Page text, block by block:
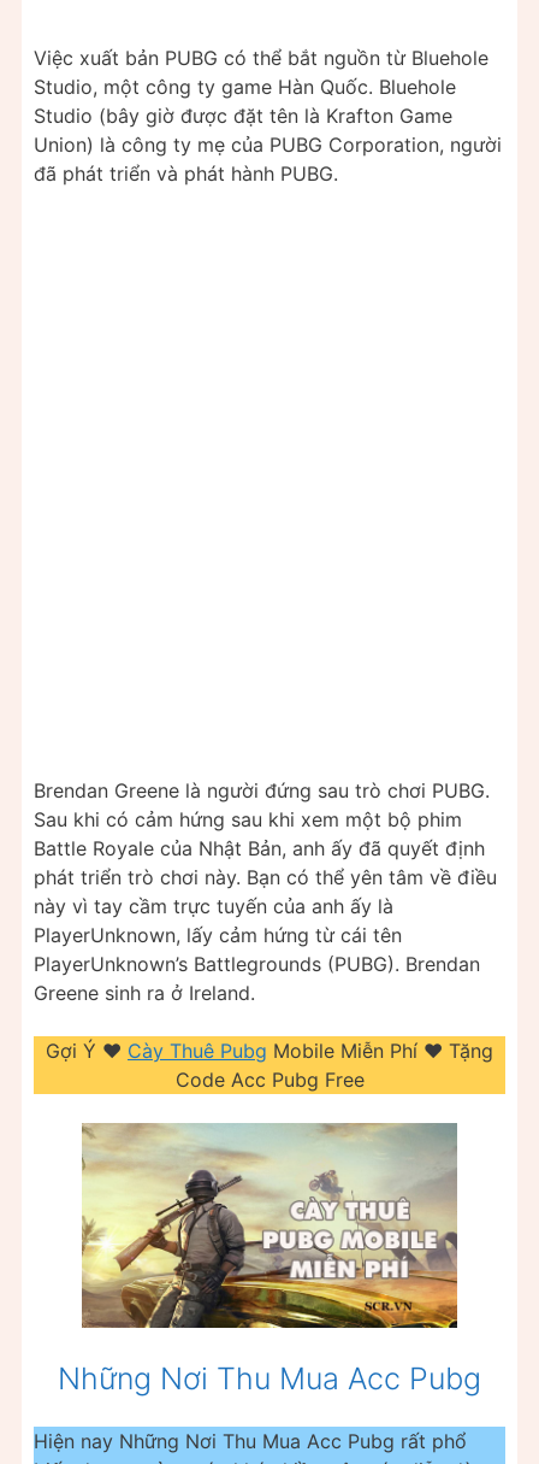
Việc xuất bản PUBG có thể bắt nguồn từ Bluehole
Studio, một công ty game Hàn Quốc. Bluehole
Studio (bây giờ được đặt tên là Krafton Game
Union) là công ty mẹ của PUBG Corporation, người
đã phát triển và phát hành PUBG.
Brendan Greene là người đứng sau trò chơi PUBG.
Sau khi có cảm hứng sau khi xem một bộ phim
Battle Royale của Nhật Bản, anh ấy đã quyết định
phát triển trò chơi này. Bạn có thể yên tâm về điều
này vì tay cầm trực tuyến của anh ấy là
PlayerUnknown, lấy cảm hứng từ cái tên
PlayerUnknown’s Battlegrounds (PUBG). Brendan
Greene sinh ra ở Ireland.
Gợi Ý ❤️ Cày Thuê Pubg Mobile Miễn Phí ❤️ Tặng
Code Acc Pubg Free
Những Nơi Thu Mua Acc Pubg
Hiện nay Những Nơi Thu Mua Acc Pubg rất phổ